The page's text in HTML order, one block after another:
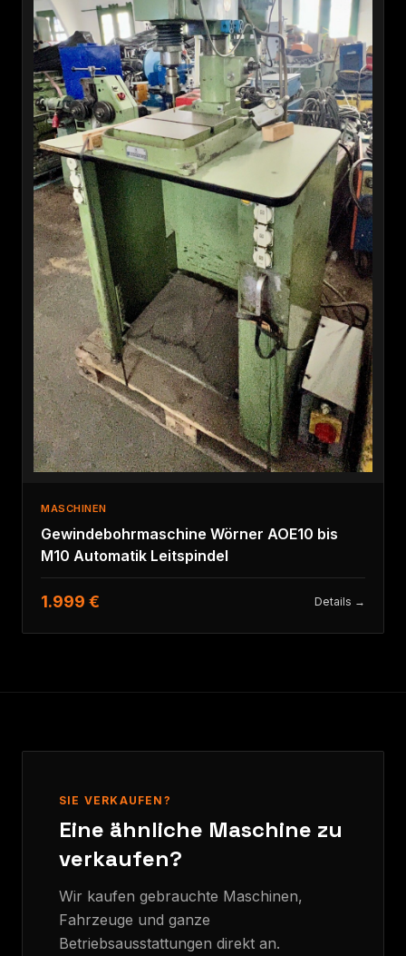
MASCHINEN
Gewindebohrmaschine Wörner AOE10 bis
M10 Automatik Leitspindel
1.999 € Details →
SIE VERKAUFEN?
Eine ähnliche Maschine zu
verkaufen?
Wir kaufen gebrauchte Maschinen,
Fahrzeuge und ganze
Betriebsausstattungen direkt an.